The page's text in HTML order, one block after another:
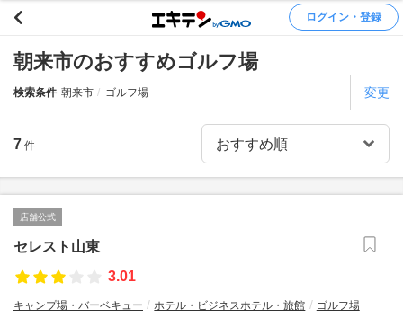
ログイン・登録
朝来市のおすすめゴルフ場
検索条件 朝来市 ゴルフ場 変更
7 件
店舗公式
セレスト山東
3.01
キャンプ場・バーベキュー ホテル・ビジネスホテル・旅館 ゴルフ場